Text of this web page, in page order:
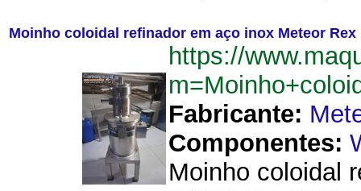
Moinho coloidal refinador em aço inox Meteor Rex
https://
Fabricante:
Componentes:
Moinho coloidal